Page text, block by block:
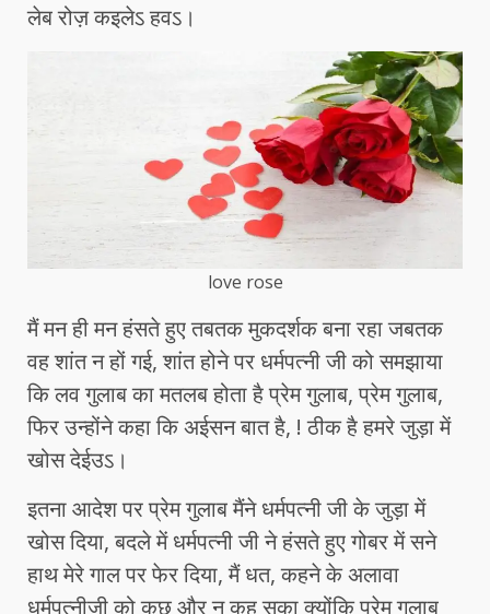
लेब रोज़ कइलेऽ हवऽ।
love rose
मैं मन ही मन हंसते हुए तबतक मुकदर्शक बना रहा जबतक
वह शांत न हों गई, शांत होने पर धर्मपत्नी जी को समझाया
कि लव गुलाब का मतलब होता है प्रेम गुलाब, प्रेम गुलाब,
फिर उन्होंने कहा कि अईसन बात है, ! ठीक है हमरे जुड़ा में
खोस देईउऽ।
इतना आदेश पर प्रेम गुलाब मैंने धर्मपत्नी जी के जुड़ा में
खोस दिया, बदले में धर्मपत्नी जी ने हंसते हुए गोबर में सने
हाथ मेरे गाल पर फेर दिया, मैं धत, कहने के अलावा
धर्मपत्नीजी को कुछ और न कह सका क्योंकि प्रेम गुलाब